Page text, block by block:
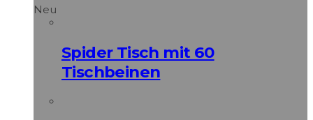
Neu
Spider Tisch mit 60
Tischbeinen